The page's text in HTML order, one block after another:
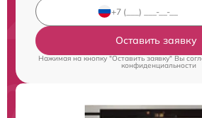
Оставить заявку
Нажимая на кнопку "Оставить заявку" Вы
конфиденциальности